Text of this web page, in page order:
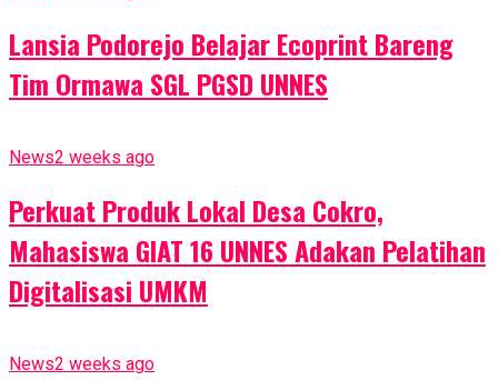
Lansia Podorejo Belajar Ecoprint Bareng
Tim Ormawa SGL PGSD UNNES
News2 weeks ago
Perkuat Produk Lokal Desa Cokro,
Mahasiswa GIAT 16 UNNES Adakan Pelatihan
Digitalisasi UMKM
News2 weeks ago